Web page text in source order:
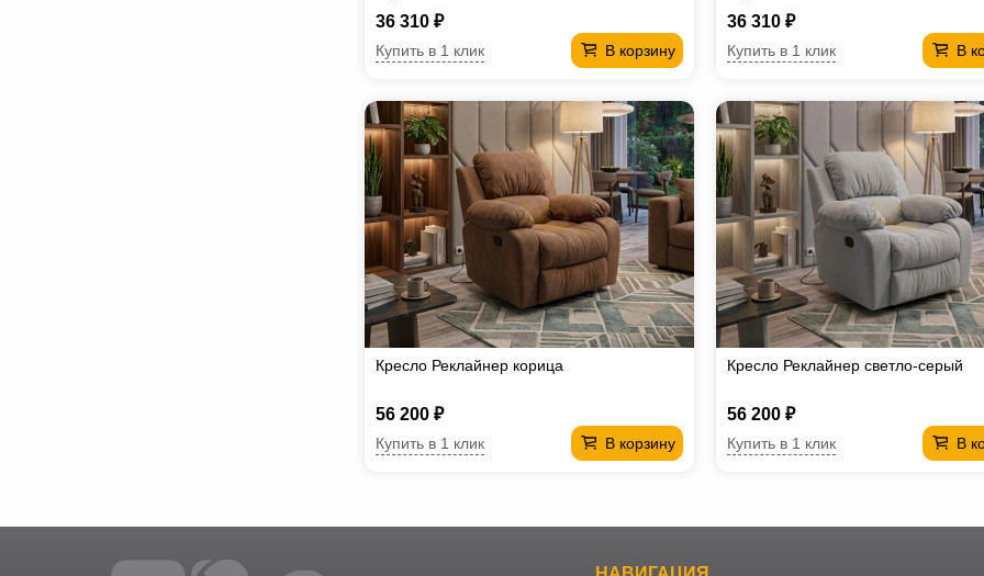
36 310 ₽
В корзину
Купить в 1 клик
36 310 ₽
В
Купить в 1 клик
Кресло Реклайнер корица
56 200 ₽
В корзину
Купить в 1 клик
Кресло Реклайнер светло-серый
56 200 ₽
В
Купить в 1 клик